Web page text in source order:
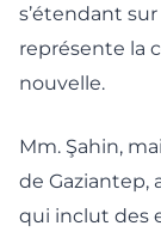
s’étendant
représente la
nouvelle.
Mm. Şahin,
de Gaziantep,
qui inclut des